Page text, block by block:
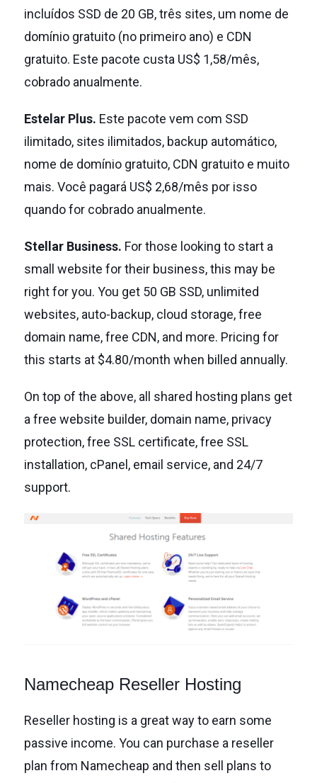
incluídos SSD de 20 GB, três sites, um nome de
domínio gratuito (no primeiro ano) e CDN
gratuito. Este pacote custa US$ 1,58/mês,
cobrado anualmente.
Estelar Plus. Este pacote vem com SSD
ilimitado, sites ilimitados, backup automático,
nome de domínio gratuito, CDN gratuito e muito
mais. Você pagará US$ 2,68/mês por isso
quando for cobrado anualmente.
Stellar Business. For those looking to start a
small website for their business, this may be
right for you. You get 50 GB SSD, unlimited
websites, auto-backup, cloud storage, free
domain name, free CDN, and more. Pricing for
this starts at $4.80/month when billed annually.
On top of the above, all shared hosting plans get
a free website builder, domain name, privacy
protection, free SSL certificate, free SSL
installation, cPanel, email service, and 24/7
support.
Namecheap Reseller Hosting
Reseller hosting is a great way to earn some
passive income. You can purchase a reseller
plan from Namecheap and then sell plans to